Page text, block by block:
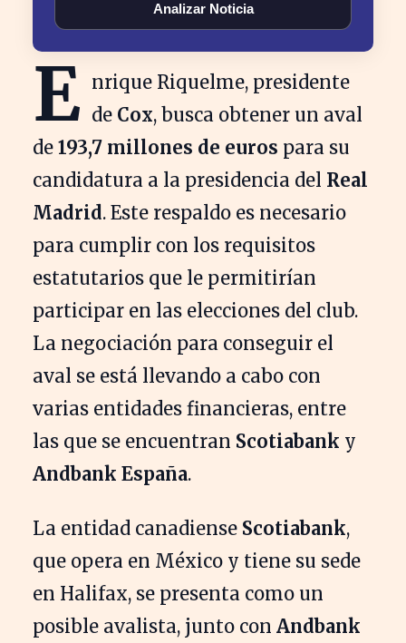
Analizar Noticia
E nrique Riquelme, presidente
de Cox, busca obtener un aval
de 193,7 millones de euros para su
candidatura a la presidencia del Real
Madrid. Este respaldo es necesario
para cumplir con los requisitos
estatutarios que le permitirían
participar en las elecciones del club.
La negociación para conseguir el
aval se está llevando a cabo con
varias entidades financieras, entre
las que se encuentran Scotiabank y
Andbank España.
La entidad canadiense Scotiabank,
que opera en México y tiene su sede
en Halifax, se presenta como un
posible avalista, junto con Andbank